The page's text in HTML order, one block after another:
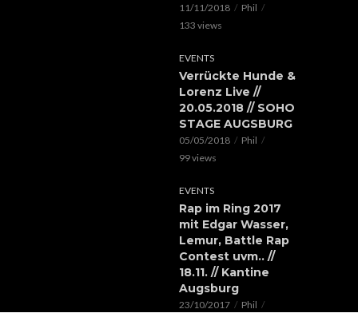
11/11/2018
Phil
133 views
EVENTS
Verrückte Hunde &
Lorenz Live //
20.05.2018 // SOHO
STAGE AUGSBURG
05/05/2018
Phil
99 views
EVENTS
Rap im Ring 2017
mit Edgar Wasser,
Lemur, Battle Rap
Contest uvm.. //
18.11. // Kantine
Augsburg
23/10/2017
Phil